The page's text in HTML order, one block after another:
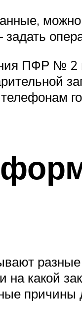
можно
ПФР № 2
какой